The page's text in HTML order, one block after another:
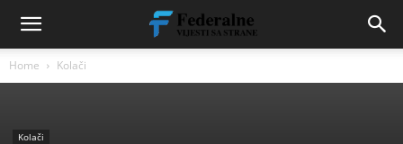
Home Kolači
Kolači